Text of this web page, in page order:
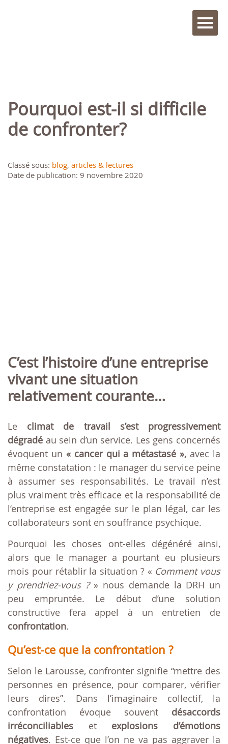
Pourquoi est-il si difficile
de confronter?
Classé sous: blog, articles & lectures
Date de publication: 9 novembre 2020
C’est l’histoire d’une entreprise
vivant une situation
relativement courante…
Le climat de travail s’est progressivement
dégradé au sein d’un service. Les gens concernés
évoquent un « cancer qui a métastasé », avec la
même constatation : le manager du service peine
à assumer ses responsabilités. Le travail n’est
plus vraiment très efficace et la responsabilité de
l’entreprise est engagée sur le plan légal, car les
collaborateurs sont en souffrance psychique.
Pourquoi les choses ont-elles dégénéré ainsi,
alors que le manager a pourtant eu plusieurs
mois pour rétablir la situation ? « Comment vous
y prendriez-vous ?» nous demande la DRH un
peu empruntée. Le début d’une solution
constructive fera appel à un entretien de
confrontation.
Qu’est-ce que la confrontation ?
Selon le Larousse, confronter signifie “mettre des
personnes en présence, pour comparer, vérifier
leurs dires”. Dans l’imaginaire collectif, la
confrontation évoque souvent désaccords
irréconciliables et explosions d’émotions
négatives. Est-ce que l’on ne va pas aggraver la